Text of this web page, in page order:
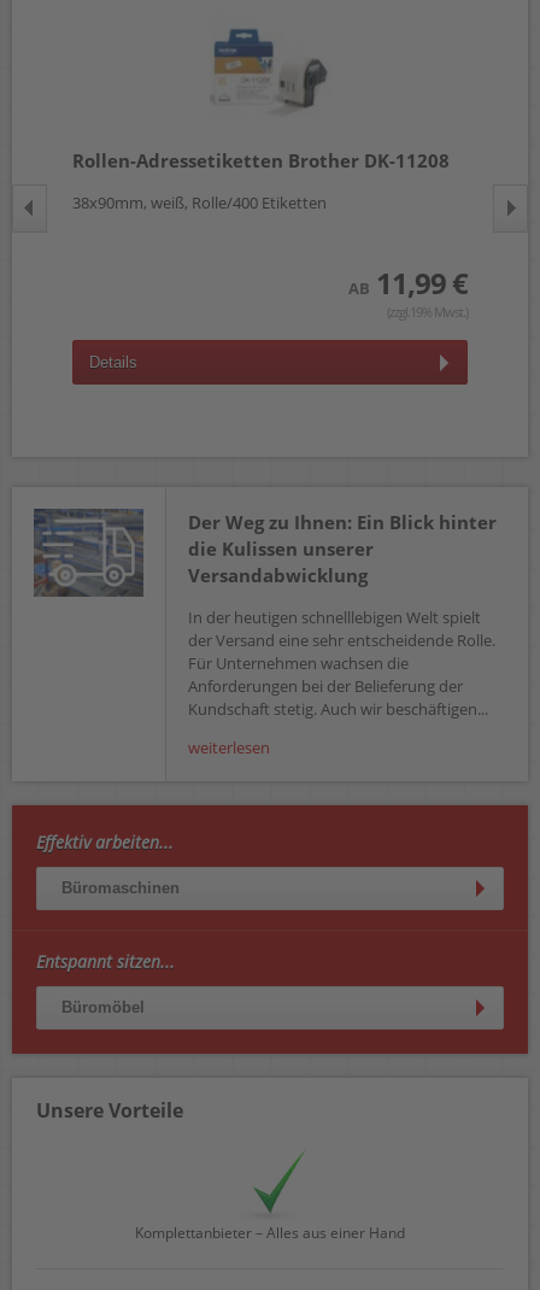
Rollen-Adressetiketten Brother DK-11208
38x90mm, weiß, Rolle/400 Etiketten
AB 11,99 €
(zzgl.19% Mwst.)
Details
Der Weg zu Ihnen: Ein Blick hinter
die Kulissen unserer
Versandabwicklung
In der heutigen schnelllebigen Welt spielt
der Versand eine sehr entscheidende Rolle.
Für Unternehmen wachsen die
Anforderungen bei der Belieferung der
Kundschaft stetig. Auch wir beschäftigen...
weiterlesen
Effektiv arbeiten...
Büromaschinen
Entspannt sitzen...
Büromöbel
Unsere Vorteile
Komplettanbieter – Alles aus einer Hand